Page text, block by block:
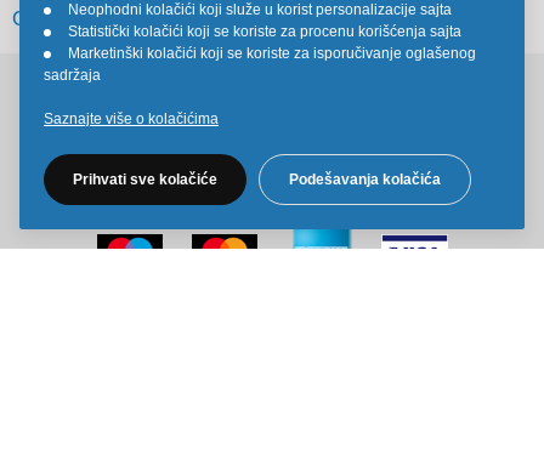
OSTALO
•
Neophodni kolačići koji služe u korist personalizacije sajta
•
Statistički kolačići koji se koriste za procenu korišćenja sajta
•
Marketinški kolačići koji se koriste za isporučivanje oglašenog
sadržaja
Saznajte više o kolačićima
Prihvati sve kolačiće Podešavanja kolačića
Pratite nas na društvenim mrežama